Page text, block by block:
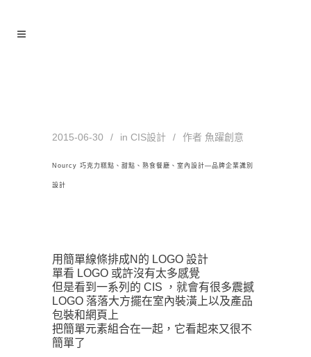
2015-06-30 in CIS設計 作者 魚躍創意
Nourcy 巧克力糕點、甜點、熟食餐廳、室內設計—品牌企業識別
設計
用簡單線條排成N的 LOGO 設計
單看 LOGO 或許沒有太多感覺
但是看到一系列的 CIS ，就會有很多震撼
LOGO 落落大方擺在室內裝潢上以及產品
包裝和網頁上
把簡單元素組合在一起，它看起來又很不
簡單了